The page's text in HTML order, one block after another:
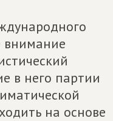
внимание
в него партии
на основе